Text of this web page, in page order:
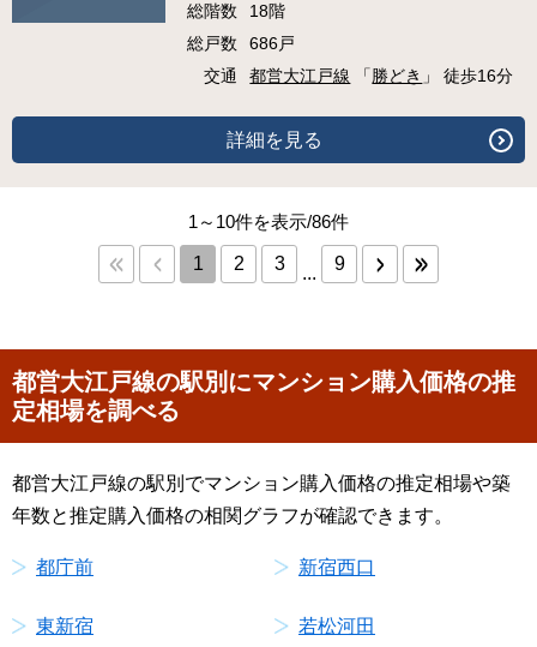
総階数
18階
総戸数
686戸
交通
都営大江戸線 「 勝どき 」 徒歩16分
詳細を見る
1～10件を表示/86件
1 2 3 ... 9
都営大江戸線の駅別にマンション購入価格の推
定相場を調べる
都営大江戸線の駅別でマンション購入価格の推定相場や築
年数と推定購入価格の相関グラフが確認できます。
都庁前 新宿西口
東新宿 若松河田